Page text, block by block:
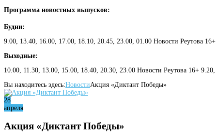
Программа новостных выпусков:
Будни:
9.00, 13.40, 16.00, 17.00, 18.10, 20.45, 23.00, 01.00 Новости Реутова
Выходные:
10.00, 11.30, 13.00, 15.00, 18.40, 20.30, 23.00 Новости Реутова 16+
Вы находитесь здесь:НовостиAкция «Диктант Победы»
28
апреля
Aкция «Диктант Победы»